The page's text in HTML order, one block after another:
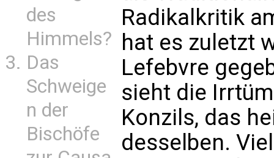
des
Himmels?
Das
Schweige
n der
Bischöfe
Radikalkritik
hat es zuletzt
Lefebvre
sieht die
Konzils, das
desselben.